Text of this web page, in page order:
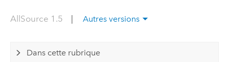
AllSource 1.5 | Autres versions
Dans cette rubrique